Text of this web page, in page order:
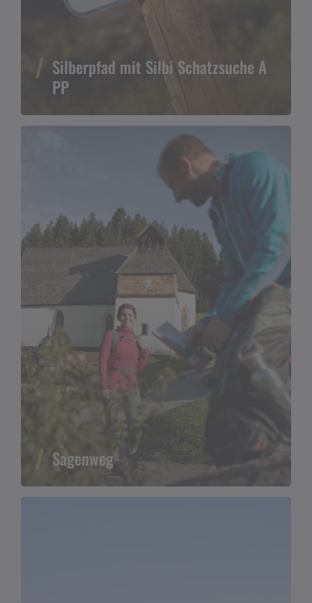
Silberpfad mit Silbi Schatzsuche A
PP
Sagenweg